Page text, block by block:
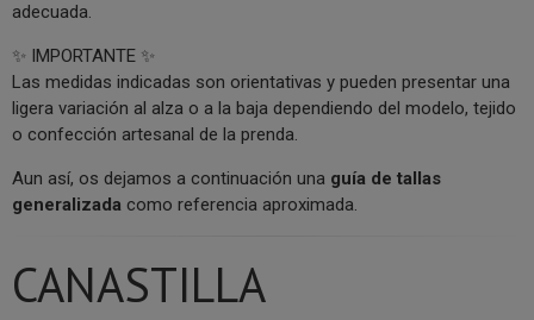
adecuada.
✨ IMPORTANTE ✨
Las medidas indicadas son orientativas y pueden presentar una
ligera variación al alza o a la baja dependiendo del modelo, tejido
o confección artesanal de la prenda.
Aun así, os dejamos a continuación una guía de tallas
generalizada como referencia aproximada.
CANASTILLA